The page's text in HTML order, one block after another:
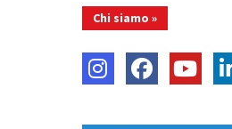
Chi siamo »